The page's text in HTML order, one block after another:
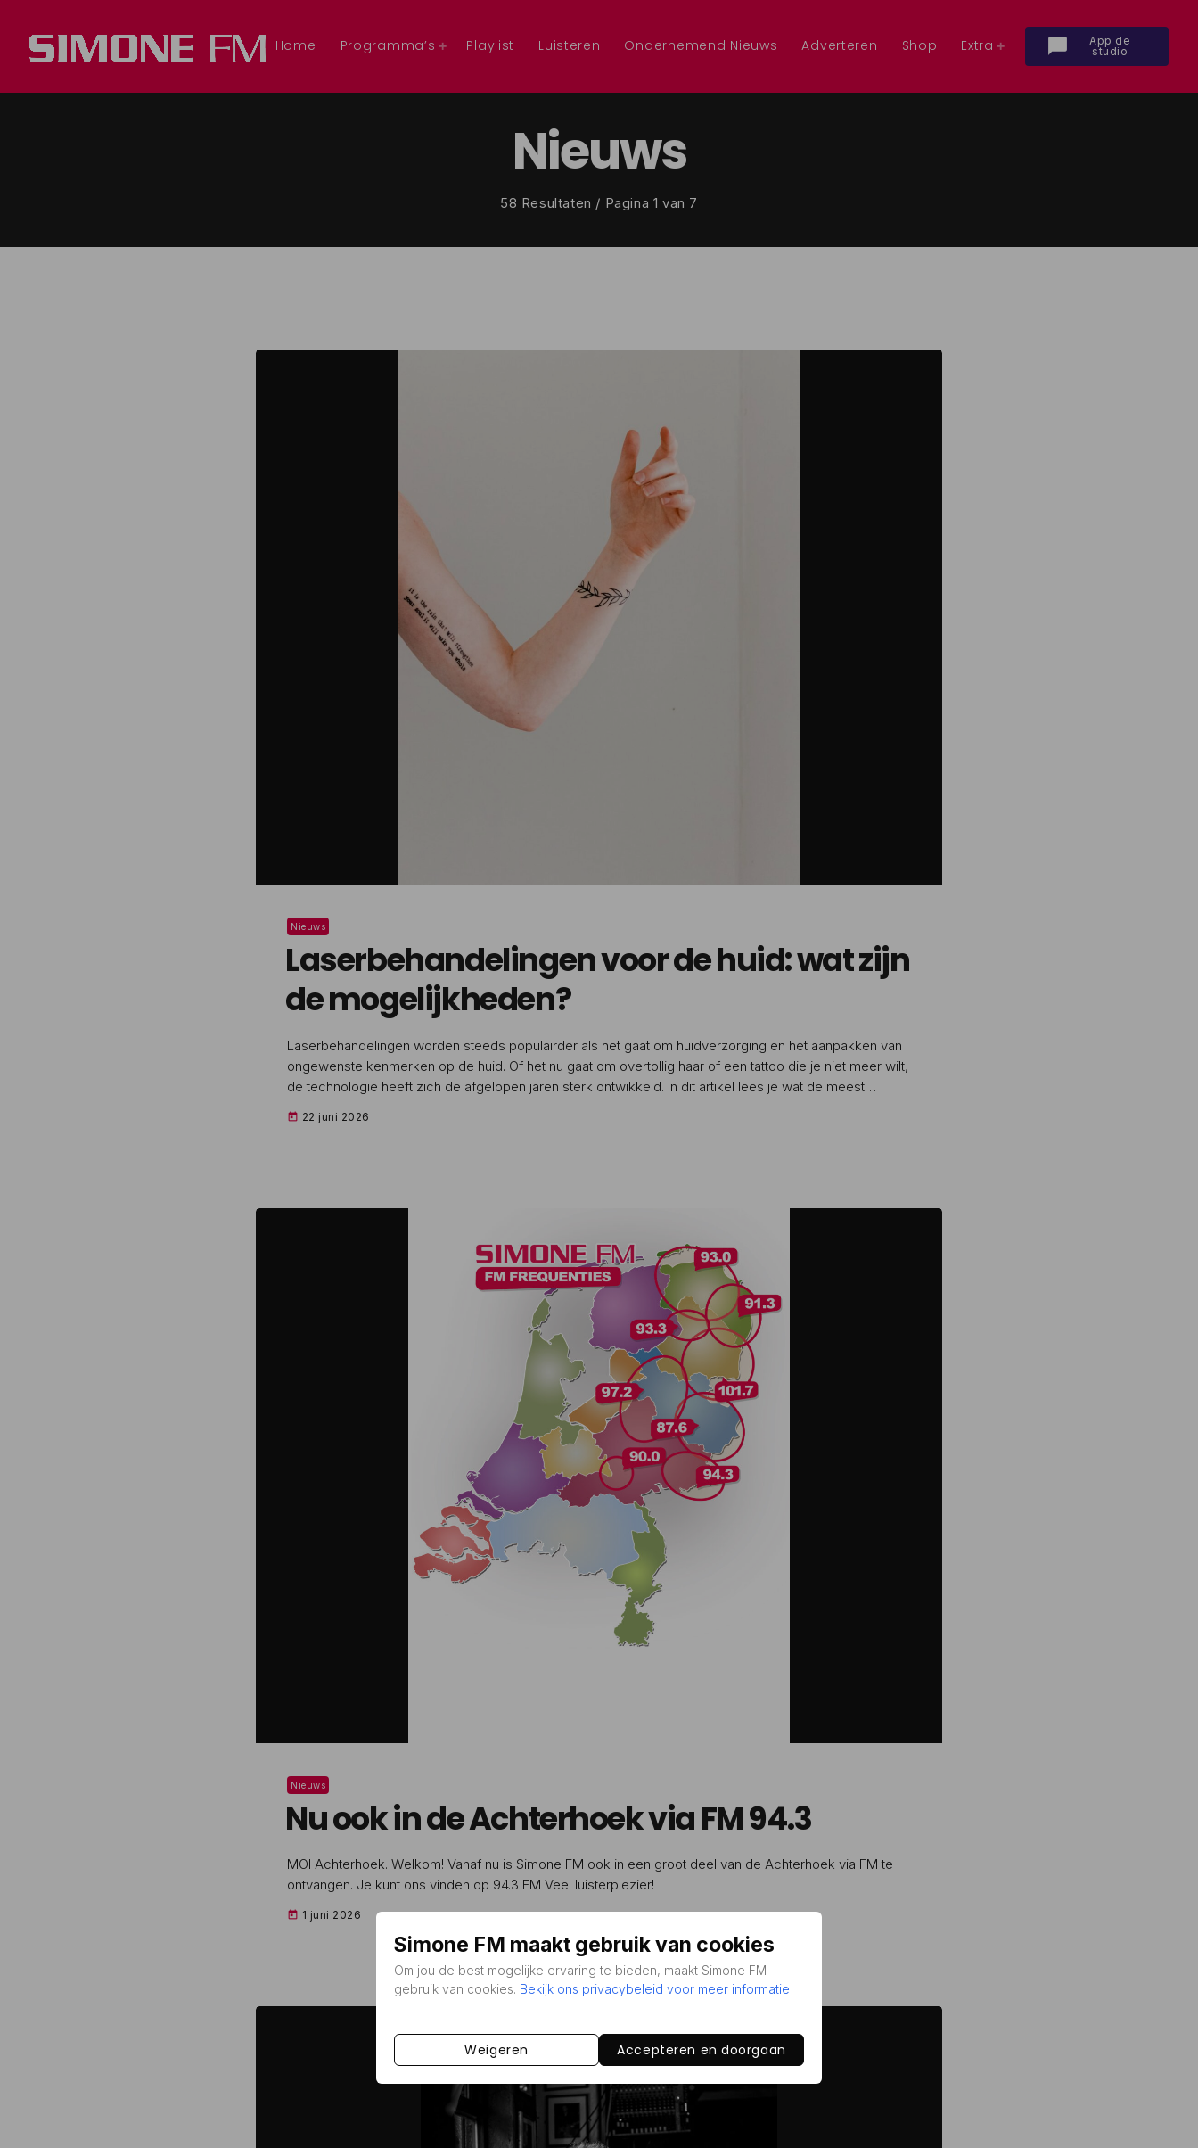
Home Programma’s Playlist Luisteren Ondernemend Nieuws Adverteren Shop Extra chat_bubble
App de
studio
Nieuws
58 Resultaten / Pagina 1 van 7
Nieuws
Laserbehandelingen voor de huid: wat zijn
de mogelijkheden?
Laserbehandelingen worden steeds populairder als het gaat om huidverzorging en het aanpakken van
ongewenste kenmerken op de huid. Of het nu gaat om overtollig haar of een tattoo die je niet meer wilt,
de technologie heeft zich de afgelopen jaren sterk ontwikkeld. In dit artikel lees je wat de meest
laserbehandeling? Een laser werkt door […]
today 22 juni 2026
Nieuws
Nu ook in de Achterhoek via FM 94.3
MOI Achterhoek. Welkom! Vanaf nu is Simone FM ook in een groot deel van de Achterhoek via FM te
ontvangen. Je kunt ons vinden op 94.3 FM Veel luisterplezier!
today 1 juni 2026
Simone FM maakt gebruik van cookies
Om jou de best mogelijke ervaring te bieden, maakt Simone FM
gebruik van cookies. Bekijk ons privacybeleid voor meer informatie
Weigeren Accepteren en doorgaan